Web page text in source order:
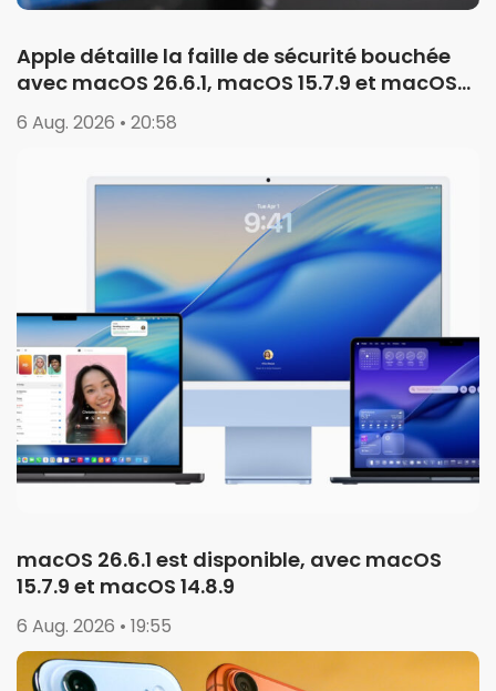
Apple détaille la faille de sécurité bouchée
avec macOS 26.6.1, macOS 15.7.9 et macOS
14.8.9
6 Aug. 2026 • 20:58
macOS 26.6.1 est disponible, avec macOS
15.7.9 et macOS 14.8.9
6 Aug. 2026 • 19:55